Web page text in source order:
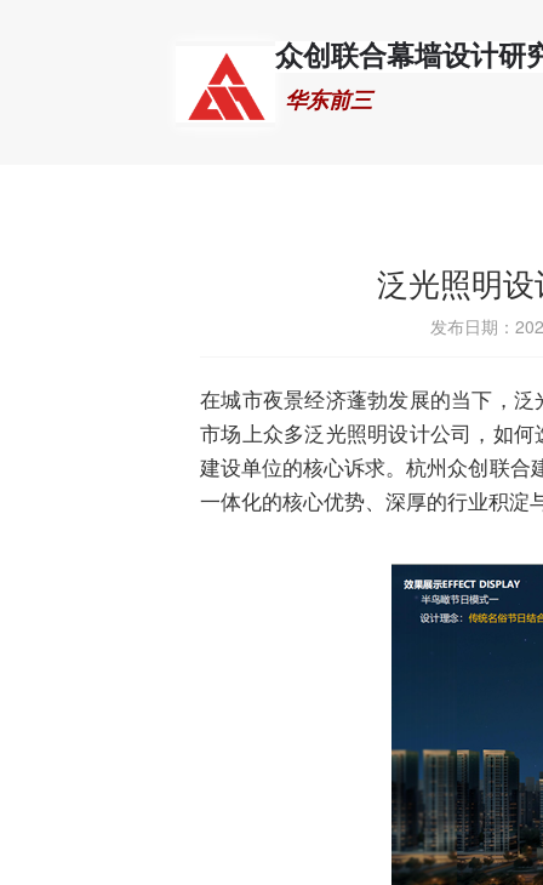
众创联合幕墙设计研
华东前三
泛光照明
发布日期：
在城市夜景经济蓬勃发展的当下，
市场上众多泛光照明设计公司，如
建设单位的核心诉求。杭州众创联合
一体化的核心优势、深厚的行业积淀